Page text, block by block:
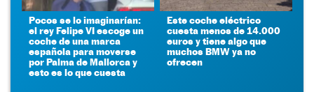
Pocos se lo imaginarían:
el rey Felipe VI escoge un
coche de una marca
española para moverse
por Palma de Mallorca y
esto es lo que cuesta
Este coche eléctrico
cuesta menos de 14.000
euros y tiene algo que
muchos BMW ya no
ofrecen